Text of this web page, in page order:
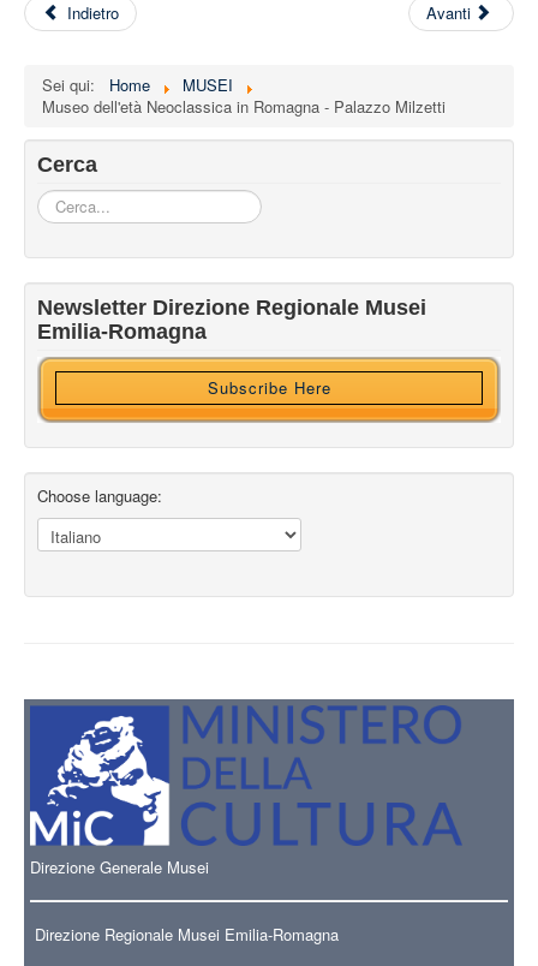
Indietro Avanti
Sei qui: Home
MUSEI
Museo dell'età Neoclassica in Romagna - Palazzo Milzetti
Cerca
Cerca...
Newsletter Direzione Regionale Musei
Emilia-Romagna
Subscribe Here
Iscriviti alla nostra newsletter
Ricevi HTML?
Choose language:
Direzione Generale Musei
Direzione Regionale Musei Emilia-Romagna